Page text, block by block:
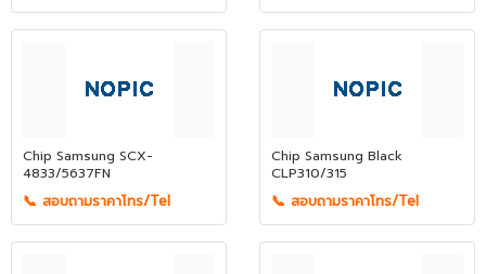
Chip Samsung SCX-
4833/5637FN
📞 สอบถามราคาโทร/Tel
Chip Samsung Black
CLP310/315
📞 สอบถามราคาโทร/Tel